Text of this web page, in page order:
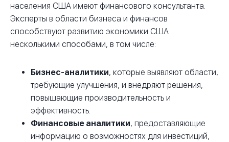
населения США имеют финансового консультанта.
Эксперты в области бизнеса и финансов
способствуют развитию экономики США
несколькими способами, в том числе:
Бизнес-аналитики, которые выявляют области,
требующие улучшения, и внедряют решения,
повышающие производительность и
эффективность.
Финансовые аналитики, предоставляющие
информацию о возможностях для инвестиций,